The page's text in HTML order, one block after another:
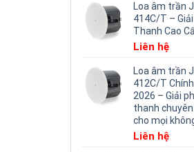
Loa âm trần
414C/T –
Thanh Cao
Liên hệ
Loa âm trần
412C/T
2026 – Giải
thanh
cho mọi
Liên hệ